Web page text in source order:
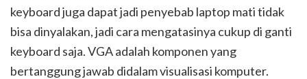
keyboard juga dapat jadi penyebab laptop mati tidak
bisa dinyalakan, jadi cara mengatasinya cukup di ganti
keyboard saja. VGA adalah komponen yang
bertanggung jawab didalam visualisasi komputer.